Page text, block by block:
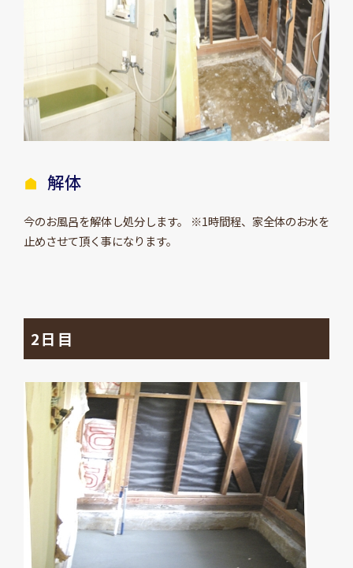
解体
今のお風呂を解体し処分します。 ※1時間程、家全体のお水を
止めさせて頂く事になります。
2日目